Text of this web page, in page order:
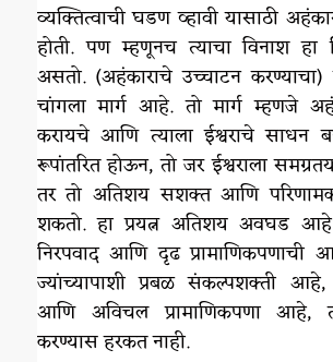
व्यक्तित्वाची घडण व्हावी यासाठी
होती. पण म्हणूनच त्याचा विनाश
असतो. (अहंकाराचे उच्चाटन
चांगला मार्ग आहे. तो मार्ग म्हणजे
करायचे आणि त्याला ईश्वराचे साधन
रूपांतरित होऊन, तो जर ईश्वराला
तर तो अतिशय सशक्त आणि
शकतो. हा प्रयत्न अतिशय अवघड
निरपवाद आणि दृढ
ज्यांच्यापाशी प्रबळ संकल्पशक्ती
आणि अविचल प्रामाणिकपणा आहे,
करण्यास हरकत नाही.